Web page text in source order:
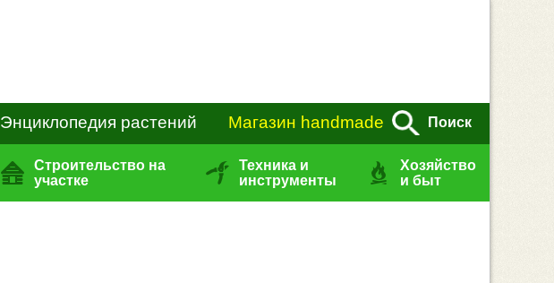
Энциклопедия растений Магазин handmade Поиск
Строительство на
участке
Техника и
инструменты
Хозяйство
и быт